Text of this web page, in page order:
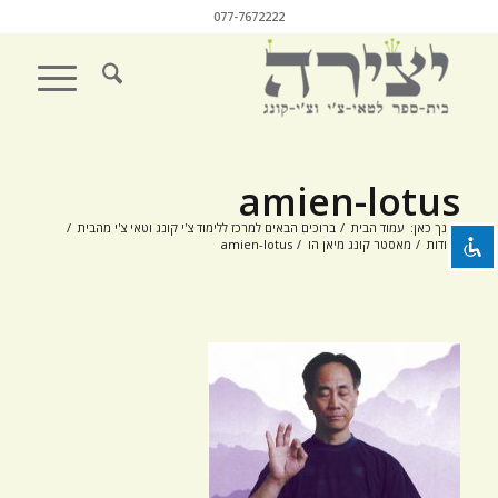
visibility_off השבת את ההבזקים
settings צבע רקע
זום (הקטנה)
הגדלת גופן
גופן קריא
ניגודיות בהירה
077-7672222
amien-lotus
הנך כאן: עמוד הבית / ברוכים הבאים למרכז ללימוד צ'י קונג וטאי צ'י מהבית /
אודות / מאסטר קונג מיאן הו /
amien-lotus